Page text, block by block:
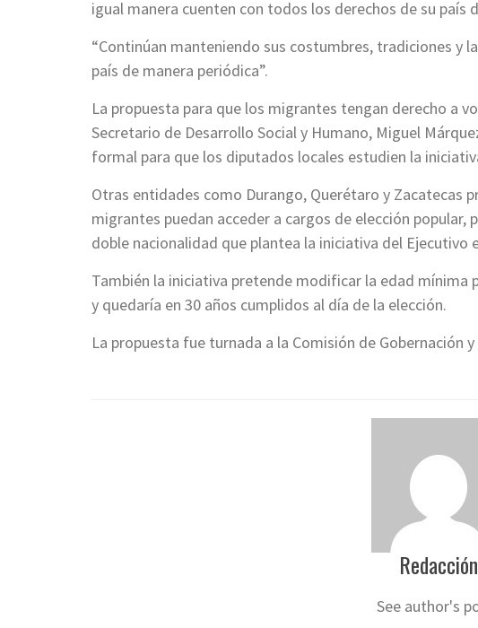
igual manera cuenten con todos los derechos de su país
“Continúan manteniendo sus costumbres, tradiciones y
país de manera periódica”.
La propuesta para que los migrantes tengan derecho a
Secretario de Desarrollo Social y Humano, Miguel
formal para que los diputados locales estudien la
Otras entidades como Durango, Querétaro y Zacatecas
migrantes puedan acceder a cargos de elección
doble nacionalidad que plantea la iniciativa del Ejecutivo
También la iniciativa pretende modificar la edad mínima
y quedaría en 30 años cumplidos al día de la elección.
La propuesta fue turnada a la Comisión de Gobernación
Redacción
See author's